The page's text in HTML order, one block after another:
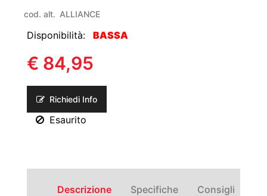
cod. alt. ALLIANCE
Disponibilità: BASSA
€ 84,95
Richiedi Info
Esaurito
Descrizione Specifiche
Consigli